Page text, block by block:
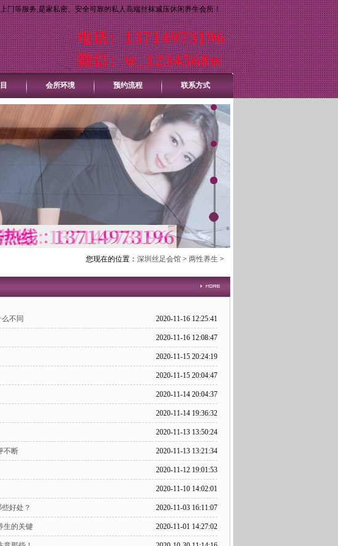
门等服务,是家私密、安全可靠的私人高端丝袜减压休闲养生会所！
会所环境 预约流程 联系方式
您现在的位置： 深圳丝足会馆 > 两性养生 >
不同 2020-11-16 12:25:41
2020-11-16 12:08:47
2020-11-15 20:24:19
2020-11-15 20:04:47
2020-11-14 20:04:37
2020-11-14 19:36:32
2020-11-13 13:50:24
不断 2020-11-13 13:21:34
2020-11-12 19:01:53
2020-11-10 14:02:01
好处？ 2020-11-03 16:11:07
生的关键 2020-11-01 14:27:02